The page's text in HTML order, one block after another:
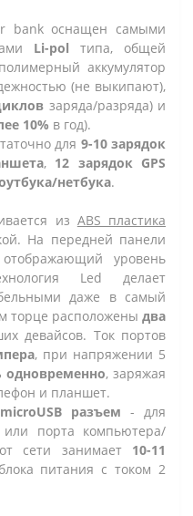
bank оснащен самыми
Li-pol типа, общей
аккумулятор
(не выкипают),
заряда/разряда) и
10% в год).
для 9-10 зарядок
, 12 зарядок GPS
нетбука.
из ABS пластика
На передней панели
уровень
Led делает
даже в самый
торце расположены два
девайсов. Ток портов
, при напряжении 5
одновременно, заряжая
и планшет.
microUSB разъем - для
порта компьютера/
сети занимает 10-11
питания с током 2